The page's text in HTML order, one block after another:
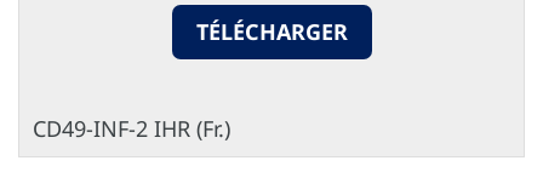
TÉLÉCHARGER
CD49-INF-2 IHR (Fr.)